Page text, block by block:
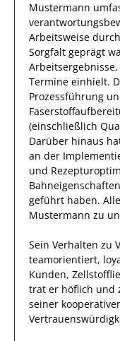
Mustermann
Arbeitsweise durch
Sorgfalt geprägt
Arbeitsergebnisse
Termine einhielt.
Prozessführung
(einschließlich
Darüber hinaus
an der
und
geführt haben.
Mustermann zu
Sein Verhalten zu
teamorientiert,
Kunden,
trat er höflich und
seiner